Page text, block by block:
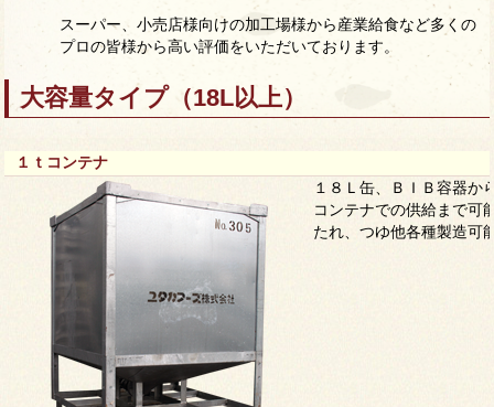
スーパー、小売店様向けの加工場様から産業給食など多くの
プロの皆様から高い評価をいただいております。
大容量タイプ（18L以上）
１ｔコンテナ
１８Ｌ缶、ＢＩＢ容器か
コンテナでの供給まで可
たれ、つゆ他各種製造可